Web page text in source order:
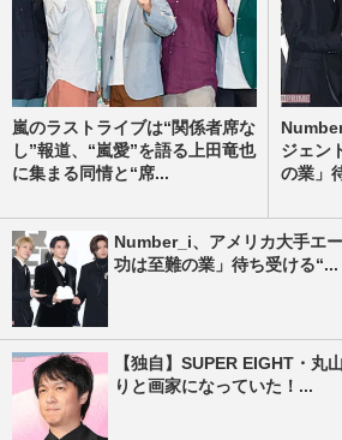
嵐のラストライブは“関係者席な
し”報道、“嵐愛”を語る上田竜也
に集まる同情と“席...
ジェン
の業」
Number_i、アメリカ大手エ
功は至難の業」待ち受ける“...
【独自】SUPER EIGHT・丸
りと画家になっていた！...